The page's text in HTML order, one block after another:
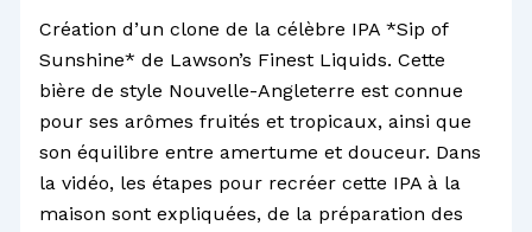
Création d’un clone de la célèbre IPA *Sip of
Sunshine* de Lawson’s Finest Liquids. Cette
bière de style Nouvelle-Angleterre est connue
pour ses arômes fruités et tropicaux, ainsi que
son équilibre entre amertume et douceur. Dans
la vidéo, les étapes pour recréer cette IPA à la
maison sont expliquées, de la préparation des